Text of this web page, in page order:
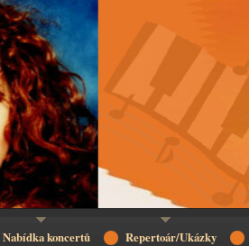
Nabídka koncertů Repertoár/Ukázky